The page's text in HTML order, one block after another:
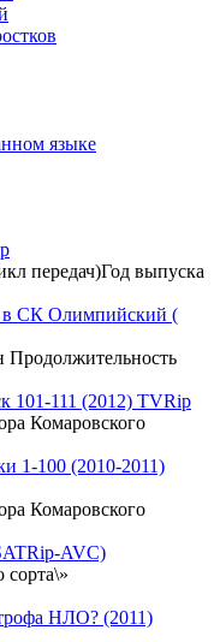
языке
передач)Год выпуска
в СК Олимпийский (
101-111 (2012) TVRip
Комаровского
1-100 (2010-2011)
Комаровского
AVC)
НЛО? (2011)